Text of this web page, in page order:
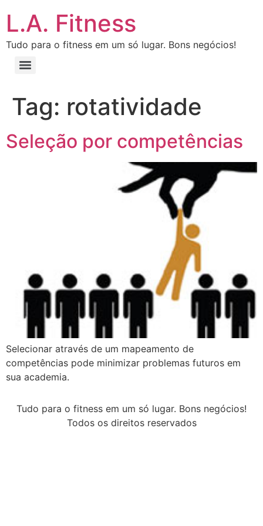
L.A. Fitness
Tudo para o fitness em um só lugar. Bons negócios!
Tag: rotatividade
Seleção por competências
Selecionar através de um mapeamento de
competências pode minimizar problemas futuros em
sua academia.
Tudo para o fitness em um só lugar. Bons negócios!
Todos os direitos reservados